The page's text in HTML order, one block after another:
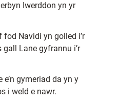
Iwerddon yn yr
Navidi yn golled i’r
gall Lane gyfrannu i’r
e’n gymeriad da yn y
i weld e nawr.